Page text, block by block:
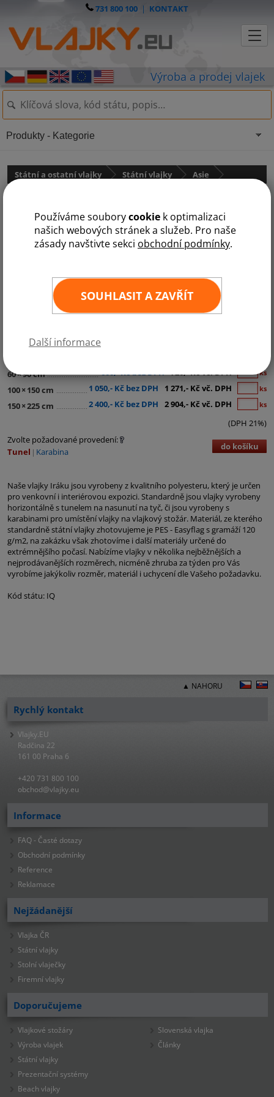
Používáme souborycookie k optimalizaci
našich webových stránek a služeb. Pro naše
zásady navštivte sekci obchodní podmínky.
SOUHLASIT A ZAVŘÍT
Další informace
731 800 100 | KONTAKT
Státní a ostatní vlajky Státní vlajky Asie
60×90 cm ks
100× 150 cm 1 050,- Kč bez DPH 1 271,- Kč vč. DPH ks
150×225 cm 2 400,- Kč bez DPH 2 904,- Kč vč. DPH ks
(DPH 21%)
Zvolte požadované provedení:
Tunel
Karabina do košíku
Naše vlajky Iráku jsou vyrobeny z kvalitního polyesteru, který je určen
pro venkovní i interiérovou expozici. Standardně jsou vlajky vyrobeny
horizontálně s tunelem na nasunutí na tyč, či jsou vyrobeny s
karabinami pro umístění vlajky na vlajkový stožár. Materiál, ze kterého
standardně státní vlajky zhotovujeme je PES - Easyflag s gramáží 120
g/m2, na zakázku však zhotovíme i další materiály určené do
extrémnějšího počasí. Nabízíme vlajky v několika nejběžnějších a
nejprodávanějších rozměrech, nicméně zhruba za týden pro Vás
vyrobíme jakýkoliv rozměr, materiál i uchycení dle Vašeho požadavku.
Kód státu: IQ
Produkty - Kategorie
▲ NAHORU
Rychlý kontakt
Vlajky.EU
Radčina 22
161 00 Praha 6
+420 731 800 100
obchod@vlajky.eu
Informace
FAQ - Časté dotazy
Obchodní podmínky
Reference
Reklamace
Nejžádanější
Vlajka ČR
Státní vlajky
Stolní vlaječky
Firemní vlajky
Doporučujeme
Vlajkové stožáry
Výroba vlajek
Státní vlajky
Prezentační systémy
Beach vlajky
Slovenská vlajka
Články